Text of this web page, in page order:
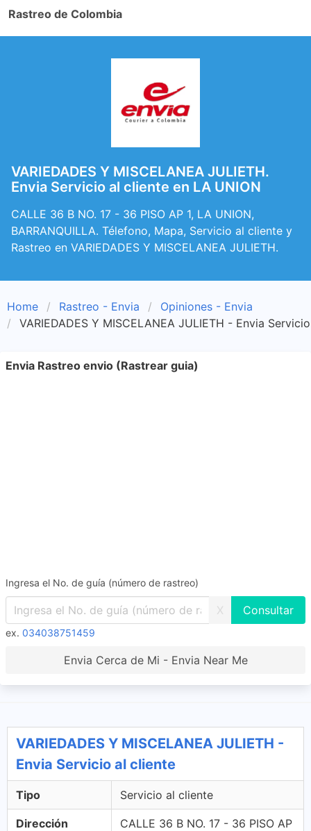
Rastreo de Colombia
VARIEDADES Y MISCELANEA JULIETH.
Envia Servicio al cliente en LA UNION
CALLE 36 B NO. 17 - 36 PISO AP 1, LA UNION,
BARRANQUILLA. Télefono, Mapa, Servicio al cliente y
Rastreo en VARIEDADES Y MISCELANEA JULIETH.
Home Rastreo - Envia
Opiniones - Envia
VARIEDADES Y MISCELANEA JULIETH - Envia
Envia Rastreo envio (Rastrear guia)
Ingresa el No. de guía (número de rastreo)
X
ex. 034038751459
Envia Cerca de Mi - Envia Near Me
VARIEDADES Y MISCELANEA JULIETH -
Envia Servicio al cliente
Tipo Servicio al cliente
Dirección
CALLE 36 B NO. 17 - 36 PISO AP